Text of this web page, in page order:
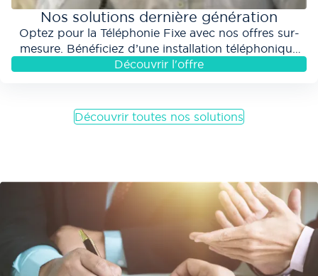
Nos solutions dernière génération
Optez pour la Téléphonie Fixe avec nos offres sur-
mesure. Bénéficiez d’une installation téléphonique
professionnelle et déterminez l’abonnement...
Découvrir l'offre
Découvrir toutes nos solutions